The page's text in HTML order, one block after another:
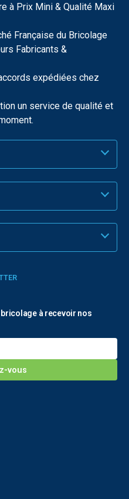
à Prix Mini & Qualité Maxi
Française du Bricolage
Fabricants &
expédiées chez
un service de qualité et
à recevoir nos